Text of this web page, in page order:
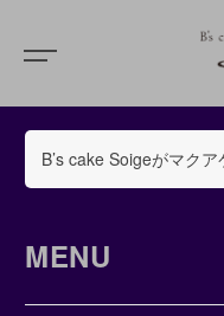
B’s cake Soigeがマク
MENU